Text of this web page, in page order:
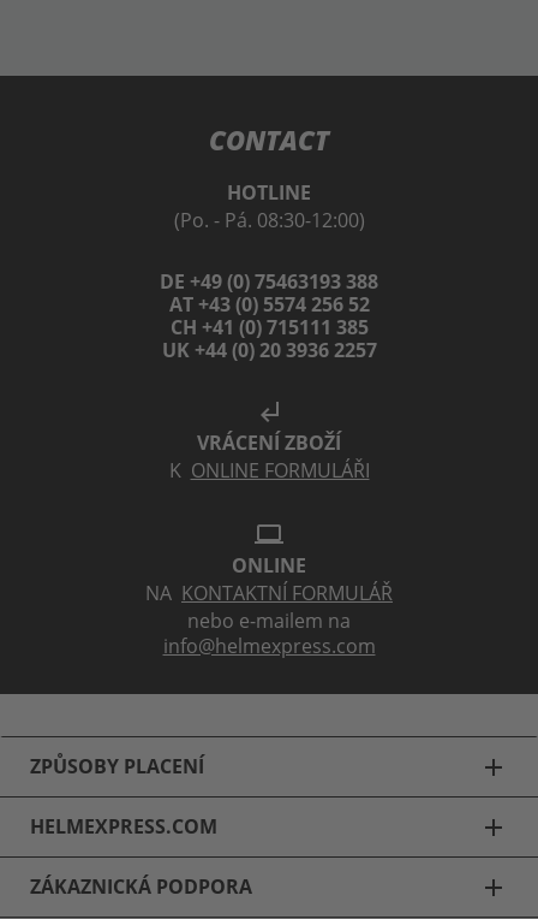
CONTACT
HOTLINE
(Po. - Pá. 08:30-12:00)
DE +49 (0) 75463193 388
AT +43 (0) 5574 256 52
CH +41 (0) 715111 385
UK +44 (0) 20 3936 2257
subdirectory_arrow_left
VRÁCENÍ ZBOŽÍ
K ONLINE FORMULÁŘI
laptop
ONLINE
NA KONTAKTNÍ FORMULÁŘ
nebo e-mailem na
info@helmexpress.com
ZPŮSOBY PLACENÍ add
HELMEXPRESS.COM add
ZÁKAZNICKÁ PODPORA add